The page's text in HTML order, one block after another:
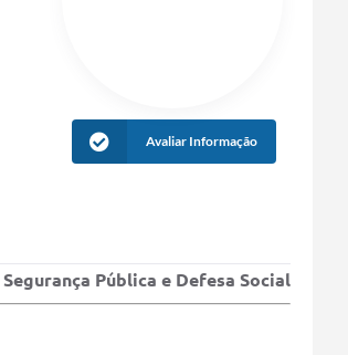
Avaliar Informação
Segurança Pública e Defesa Social